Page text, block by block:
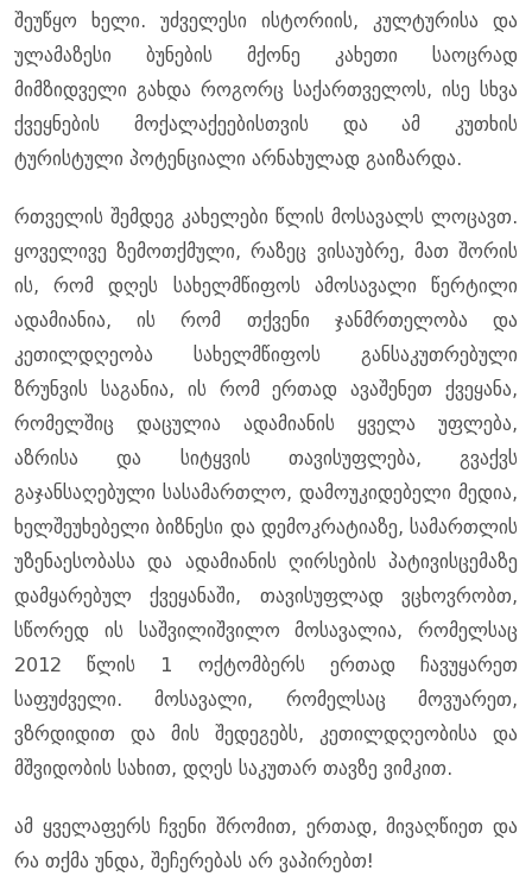
შეუწყო ხელი. უძველესი ისტორიის, კულტურისა და
ულამაზესი ბუნების მქონე კახეთი საოცრად
მიმზიდველი გახდა როგორც საქართველოს, ისე სხვა
ქვეყნების მოქალაქეებისთვის და ამ კუთხის
ტურისტული პოტენციალი არნახულად გაიზარდა.
რთველის შემდეგ კახელები წლის მოსავალს ლოცავთ.
ყოველივე ზემოთქმული, რაზეც ვისაუბრე, მათ შორის
ის, რომ დღეს სახელმწიფოს ამოსავალი წერტილი
ადამიანია, ის რომ თქვენი ჯანმრთელობა და
კეთილდღეობა სახელმწიფოს განსაკუთრებული
ზრუნვის საგანია, ის რომ ერთად ავაშენეთ ქვეყანა,
რომელშიც დაცულია ადამიანის ყველა უფლება,
აზრისა და სიტყვის თავისუფლება, გვაქვს
გაჯანსაღებული სასამართლო, დამოუკიდებელი მედია,
ხელშეუხებელი ბიზნესი და დემოკრატიაზე, სამართლის
უზენაესობასა და ადამიანის ღირსების პატივისცემაზე
დამყარებულ ქვეყანაში, თავისუფლად ვცხოვრობთ,
სწორედ ის საშვილიშვილო მოსავალია, რომელსაც
2012 წლის 1 ოქტომბერს ერთად ჩავუყარეთ
საფუძველი. მოსავალი, რომელსაც მოვუარეთ,
ვზრდიდით და მის შედეგებს, კეთილდღეობისა და
მშვიდობის სახით, დღეს საკუთარ თავზე ვიმკით.
ამ ყველაფერს ჩვენი შრომით, ერთად, მივაღწიეთ და
რა თქმა უნდა, შეჩერებას არ ვაპირებთ!